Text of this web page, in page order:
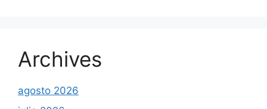
Archives
agosto 2026